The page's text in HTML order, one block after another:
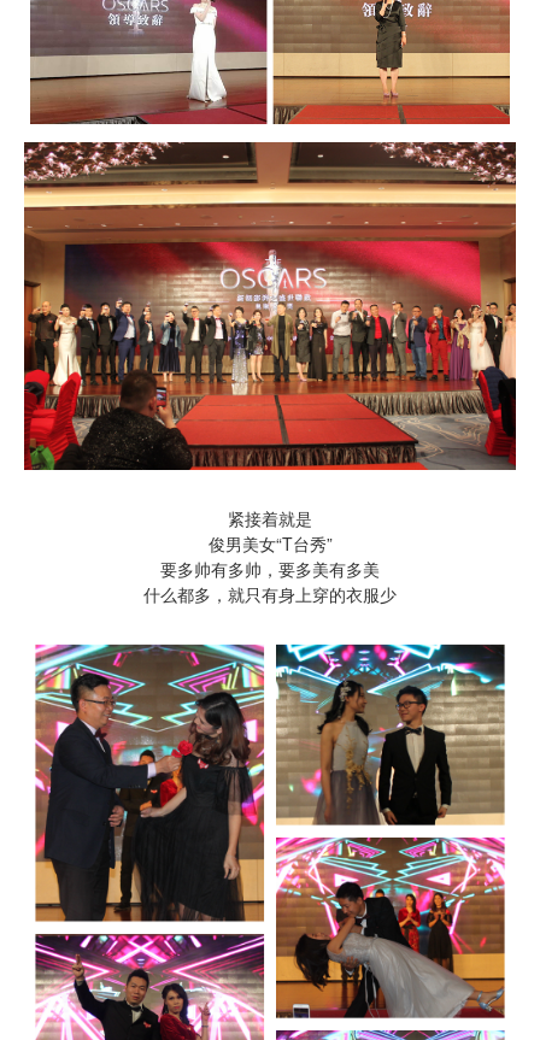
紧接着就是
俊男美女“T台秀”
要多帅有多帅，要多美有多美
什么都多，就只有身上穿的衣服少